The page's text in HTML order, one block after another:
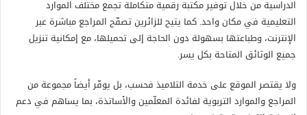
الدراسية من خلال توفير مكتبة رقمية متكاملة تجمع مختلف الموارد
التعليمية في مكان واحد. كما يتيح للزائرين تصفّح المراجع مباشرة عبر
الإنترنت، وطباعتها بسهولة دون الحاجة إلى تحميلها، مع إمكانية تنزيل
جميع الوثائق المتاحة بكل يسر.
ولا يقتصر الموقع على خدمة التلاميذ فحسب، بل يوفّر أيضاً مجموعة من
المراجع والموارد التربوية لفائدة المعلّمين والأساتذة، بما يساهم في دعم